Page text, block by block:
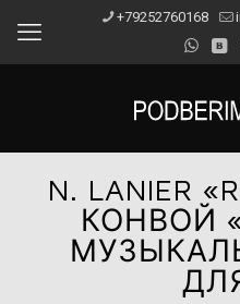
+79252760168
N. LANIER
КОНВОЙ